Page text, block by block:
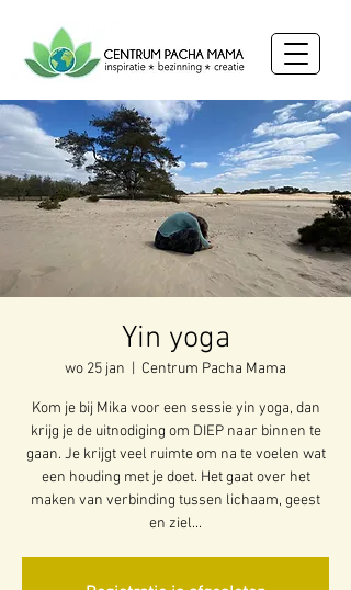
Yin yoga
wo 25 jan Centrum Pacha Mama
Kom je bij Mika voor een sessie yin yoga, dan
krijg je de uitnodiging om DIEP naar binnen te
gaan. Je krijgt veel ruimte om na te voelen wat
een houding met je doet. Het gaat over het
maken van verbinding tussen lichaam, geest
en ziel...